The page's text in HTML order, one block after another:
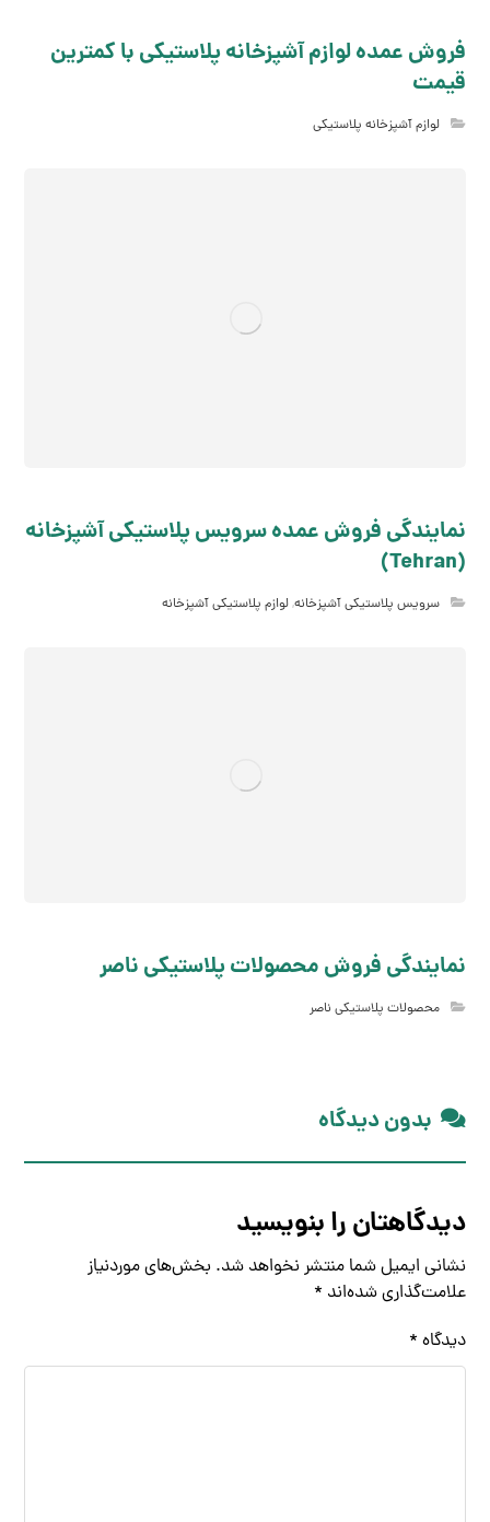
فروش عمده لوازم آشپزخانه پلاستیکی با کمترین
قیمت
لوازم آشپزخانه پلاستیکی
نمایندگی فروش عمده سرویس پلاستیکی آشپزخانه
(Tehran)
سرویس پلاستیکی آشپزخانه,لوازم پلاستیکی آشپزخانه
نمایندگی فروش محصولات پلاستیکی ناصر
محصولات پلاستیکی ناصر
بدون دیدگاه
دیدگاهتان را بنویسید
نشانی ایمیل شما منتشر نخواهد شد. بخش‌های موردنیاز
علامت‌گذاری شده‌اند *
دیدگاه *